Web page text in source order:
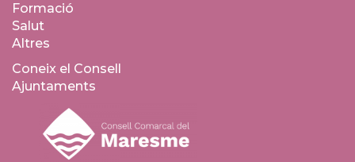
Formació
Salut
Altres
Coneix el Consell
Ajuntaments